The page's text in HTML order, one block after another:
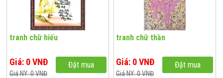
tranh chữ hiếu
Giá: 0 VNĐ
Giá NY: 0 VNĐ
Đặt mua
tranh chữ thần
Giá: 0 VNĐ
Giá NY: 0 VNĐ
Đặt mua